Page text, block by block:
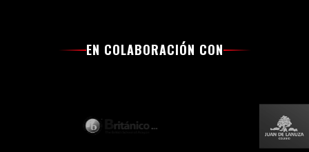
EN COLABORACIÓN CON